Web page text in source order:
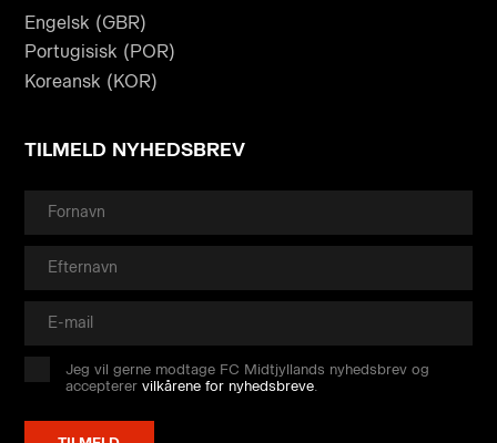
Engelsk (GBR)
Portugisisk (POR)
Koreansk (KOR)
TILMELD NYHEDSBREV
Jeg vil gerne modtage FC Midtjyllands nyhedsbrev og
accepterervilkårene for nyhedsbreve.